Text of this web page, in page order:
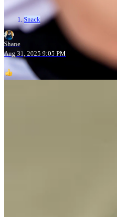
Snack
Shane
Aug 31, 2025 9:05 PM
1